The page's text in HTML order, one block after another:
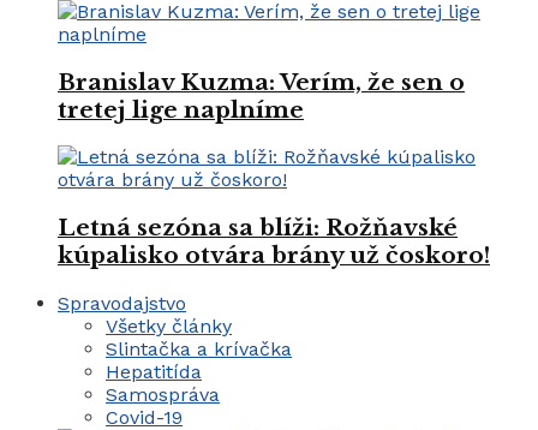
Branislav Kuzma: Verím, že sen o
tretej lige naplníme
Letná sezóna sa blíži: Rožňavské
kúpalisko otvára brány už čoskoro!
Spravodajstvo
Všetky články
Slintačka a krívačka
Hepatitída
Samospráva
Covid-19